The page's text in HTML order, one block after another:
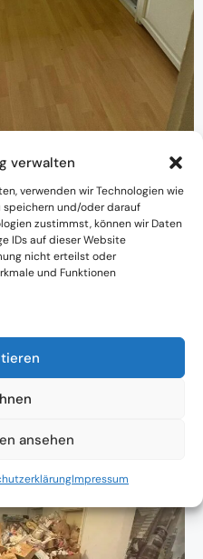
verwalten
verwenden wir Technologien wie
speichern und/oder darauf
zustimmst, können wir Daten
IDs auf dieser Website
nicht erteilst oder
und Funktionen
ansehen
Impressum
?
Know-how
& keine
ohne